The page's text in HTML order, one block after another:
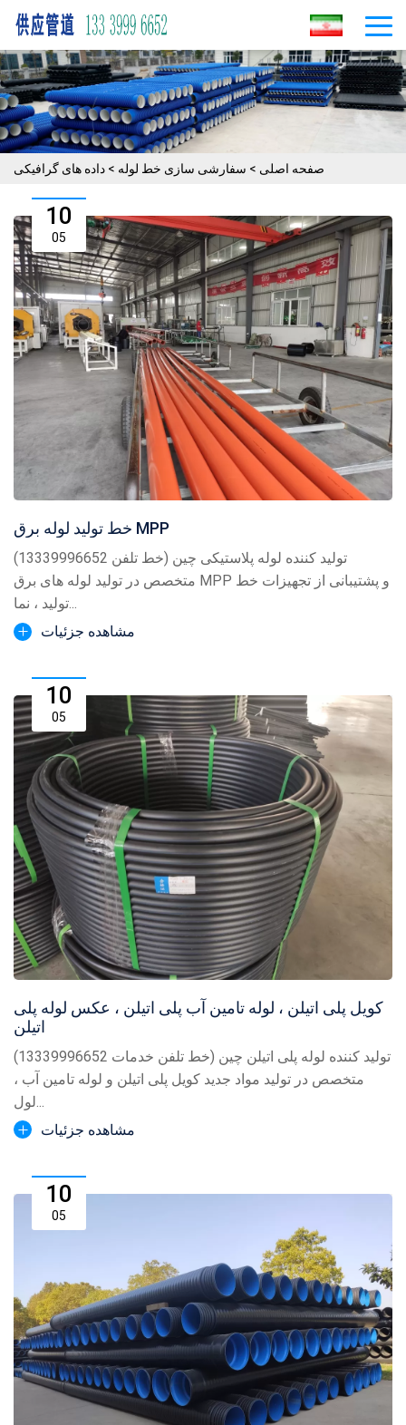
صفحه اصلی > سفارشی سازی خط لوله > داده های گرافیکی
10
05
خط تولید لوله برق MPP
تولید کننده لوله پلاستیکی چین (خط تلفن 13339996652)
متخصص در تولید لوله های برق MPP و پشتیبانی از تجهیزات خط
تولید ، نما...
مشاهده جزئیات
10
05
کویل پلی اتیلن ، لوله تامین آب پلی اتیلن ، عکس لوله پلی
اتیلن
تولید کننده لوله پلی اتیلن چین (خط تلفن خدمات 13339996652)
متخصص در تولید مواد جدید کویل پلی اتیلن و لوله تامین آب ،
مشاهده جزئیات
10
05